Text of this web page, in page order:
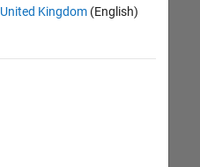
United Kingdom(English)